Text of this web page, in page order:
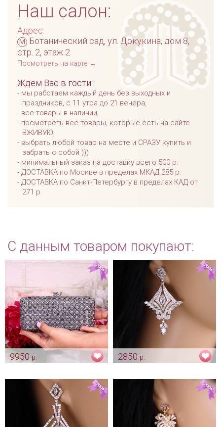
Наш салон:
Адрес:
м Ботанический сад, ул. Докукина, дом 8,
стр. 2, этаж 2
Посмотреть на карте →
Ждем Вас в гости:
мы работаем каждый день без выходных и
праздников, с 11 утра до 21 вечера,
все товары в наличии,
посмотреть все товары, которые есть на сайте
ВЖИВУЮ,
выбрать любой товар на месте и СРАЗУ купить и
забрать с собой )))
минимальный заказ на доставку всего 500 р.
ДОСТАВКА по Москве в пределах МКАД 285 р.
ДОСТАВКА по Санкт-Петербургу в пределах КАД от
271 р.
С данным товаром покупают:
9950р.
Арт: klch_0083
2850 р.